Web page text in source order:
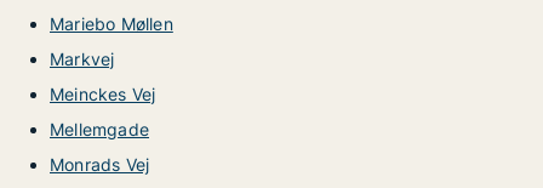
Mariebo Møllen
Markvej
Meinckes Vej
Mellemgade
Monrads Vej